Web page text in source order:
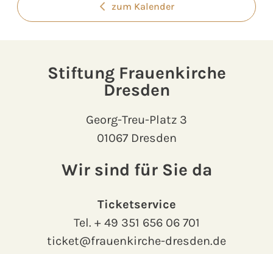
zum Kalender
Stiftung Frauenkirche
Dresden
Georg-Treu-Platz 3
01067 Dresden
Wir sind für Sie da
Ticketservice
Tel. + 49 351 656 06 701
ticket@frauenkirche-dresden.de